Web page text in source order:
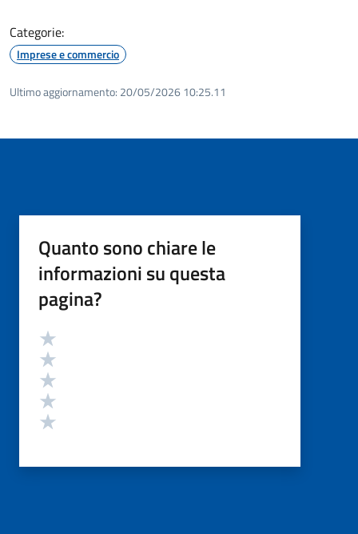
Categorie:
Imprese e commercio
Ultimo aggiornamento: 20/05/2026 10:25.11
Quanto sono chiare le
informazioni su questa
pagina?
Valutazione